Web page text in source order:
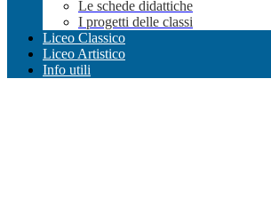
Le schede didattiche
I progetti delle classi
Liceo Classico
Liceo Artistico
Info utili